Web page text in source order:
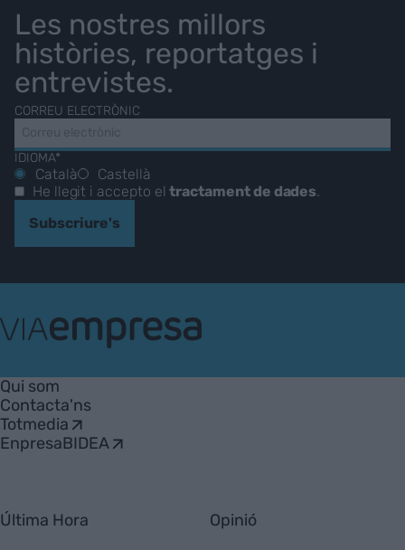
Les nostres millors
històries, reportatges i
entrevistes.
CORREU ELECTRÒNIC
IDIOMA*
Català
Castellà
He llegit i accepto eltractament de dades.
Subscriure's
Empresa
Qui som
Contacta'ns
Totmedia
EnpresaBIDEA
Última Hora Opinió